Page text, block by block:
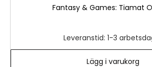
Fantasy & Games: Tiamat
Leveranstid: 1-3
Lägg i varukorg